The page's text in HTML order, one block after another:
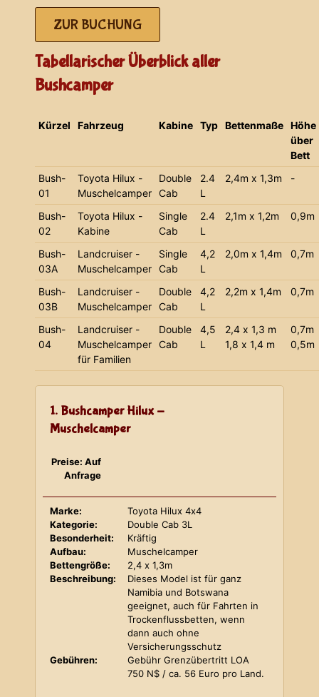
ZUR BUCHUNG
Tabellarischer Überblick aller
Bushcamper
Kürzel Fahrzeug Kabine Typ Bettenmaße Höhe
über
Bett
Bush-
01
Toyota Hilux -
Muschelcamper
Double
Cab
2.4
L
2,4m x 1,3m -
Bush-
02
Toyota Hilux -
Kabine
Single
Cab
2.4
L
2,1m x 1,2m 0,9m
Bush-
03A
Landcruiser -
Muschelcamper
Single
Cab
4,2
L
2,0m x 1,4m 0,7m
Bush-
03B
Landcruiser -
Muschelcamper
Double
Cab
4,2
L
2,2m x 1,4m 0,7m
Bush-
04
Landcruiser -
Muschelcamper
für Familien
Double
Cab
4,5
L
2,4 x 1,3 m
1,8 x 1,4 m
0,7m
0,5m
1. Bushcamper Hilux -
Muschelcamper
Preise: Auf
Anfrage
Marke:
Toyota Hilux 4x4
Kategorie:
Double Cab 3L
Besonderheit:
Kräftig
Aufbau:
Muschelcamper
Bettengröße:
2,4 x 1,3m
Beschreibung:
Dieses Model ist für ganz
Namibia und Botswana
geeignet, auch für Fahrten in
Trockenflussbetten, wenn
dann auch ohne
Versicherungsschutz
Gebühren:
Gebühr Grenzübertritt LOA
750 N$ / ca. 56 Euro pro Land.